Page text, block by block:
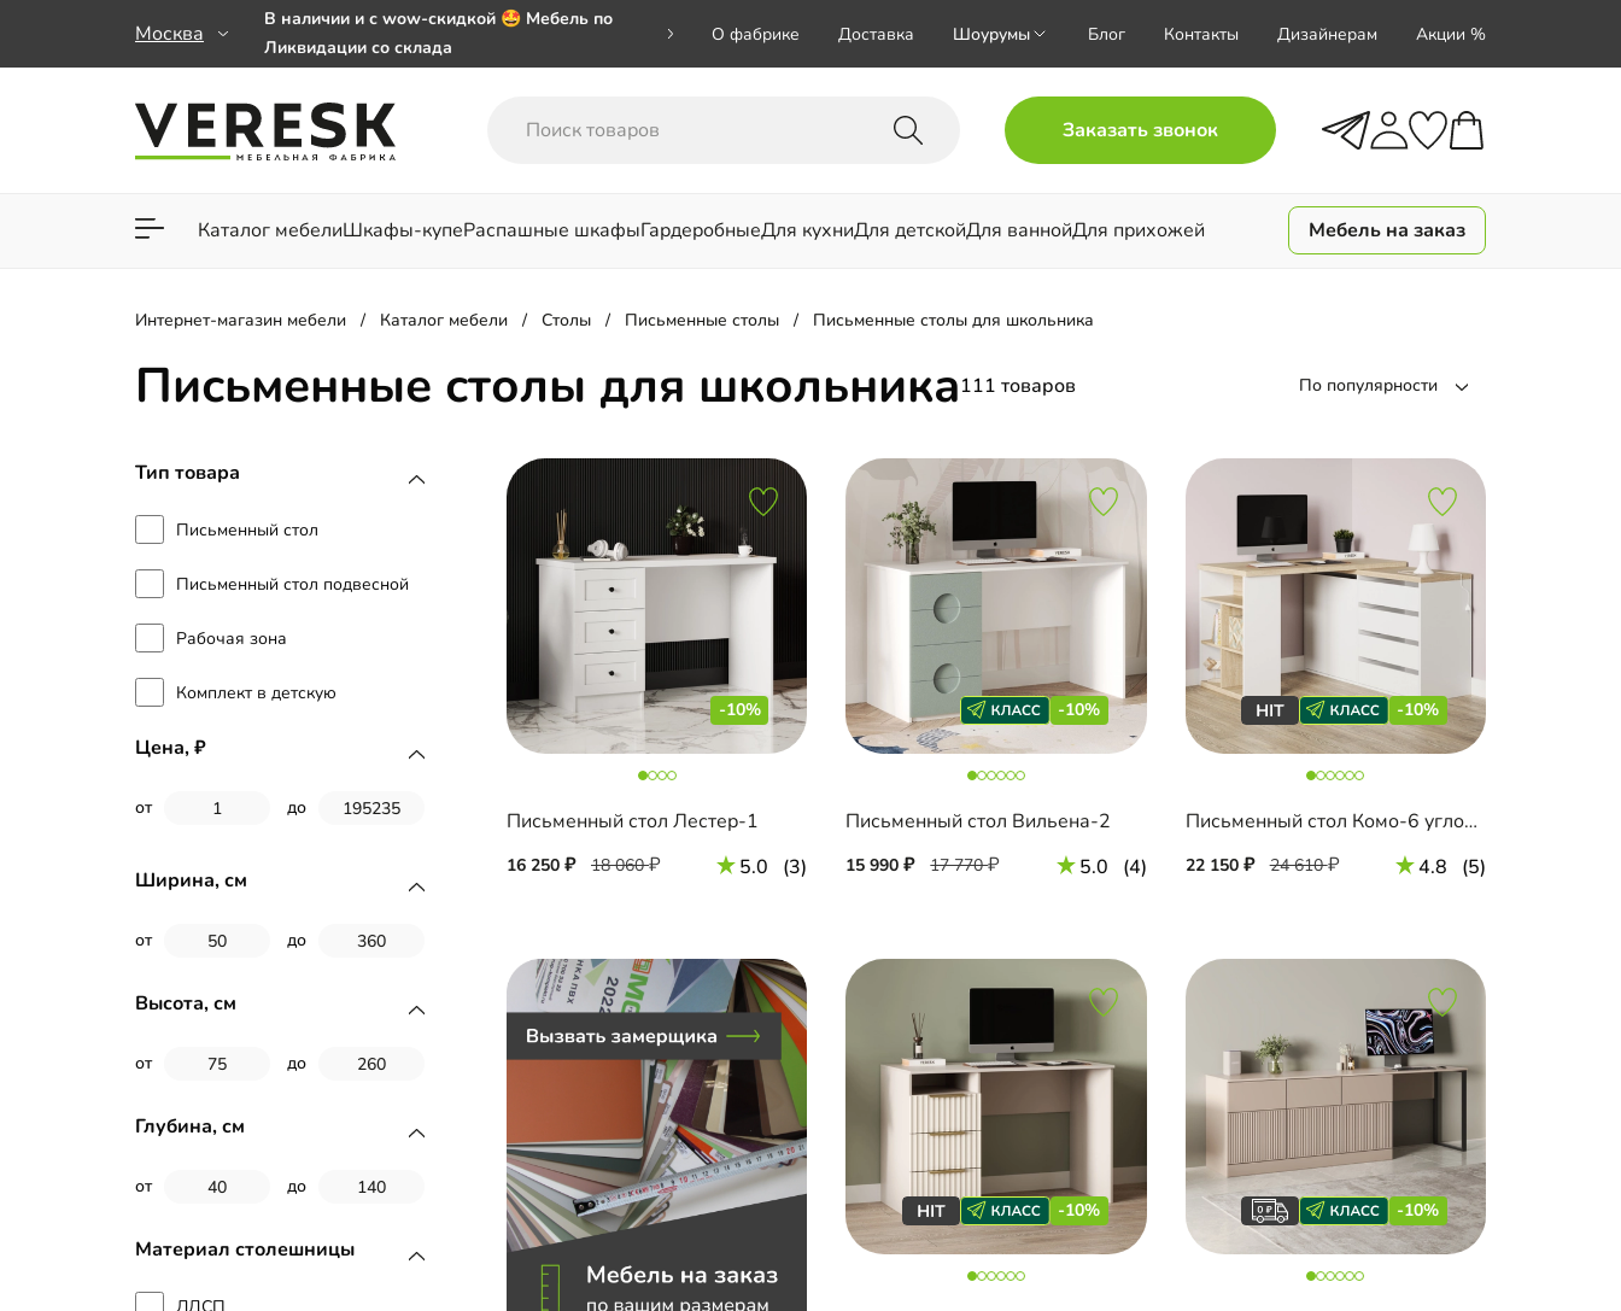
Москва
В наличии и с wow-скидкой 🤩 Мебель по
Ликвидации со склада
заказе от 50 000 ₽
Важно! Наш Whatsapp переехал на номер
О фабрике Доставка Шоурумы Блог Контакты Дизайнерам Акции %
Заказать звонок
Каталог мебелиШкафы-купеРаспашные шкафыГардеробныеДля кухниДля детскойДля ваннойДля прихожей
Для гостиной Для спальни
Мебель на заказ
Интернет-магазин мебели Каталог мебели Столы Письменные столы Письменные столы для школьника
Письменные столы для школьника111 товаров По популярности
Тип товара
Письменный стол
Письменный стол подвесной
Рабочая зона
Комплект в детскую
Цена,
от до
Ширина, см
от до
Высота, см
от до
Глубина, см
от до
Материал столешницы
-10%
Письменный стол Лестер-1
16 250 18 060 5.0 (3)
-10%
Письменный стол Вильена-2
15 990 17 770 5.0 (4)
-10%
Письменный стол Комо-6 угловой
22 150 24 610 4.8 (5)
-10% -10%